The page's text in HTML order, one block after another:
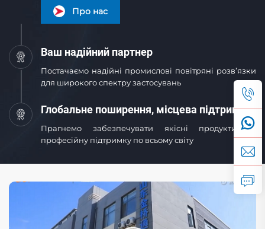
Про нас
Ваш надійний партнер
Постачаємо надійні промислові повітряні розв’язки
для широкого спектру застосувань
Глобальне поширення, місцева підтримка
Прагнемо забезпечувати якісні продукти та
професійну підтримку по всьому світу